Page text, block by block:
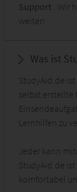
Support . Wir
weiter!
Was ist
StudyAid.de
selbst erstellte
Lernhilfen zu
Jeder kann
StudyAid.de ist
komfortabel